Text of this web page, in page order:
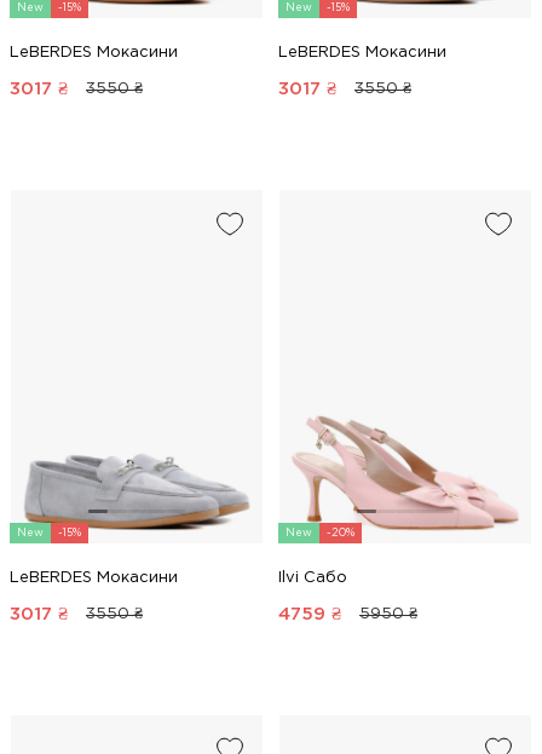
New -15%
LeBERDES Мокасини
3017 ₴ 3550 ₴
New -15%
LeBERDES Мокасини
3017 ₴ 3550 ₴
New -15%
LeBERDES Мокасини
3017 ₴ 3550 ₴
New -20%
Ilvi Сабо
4759 ₴ 5950 ₴